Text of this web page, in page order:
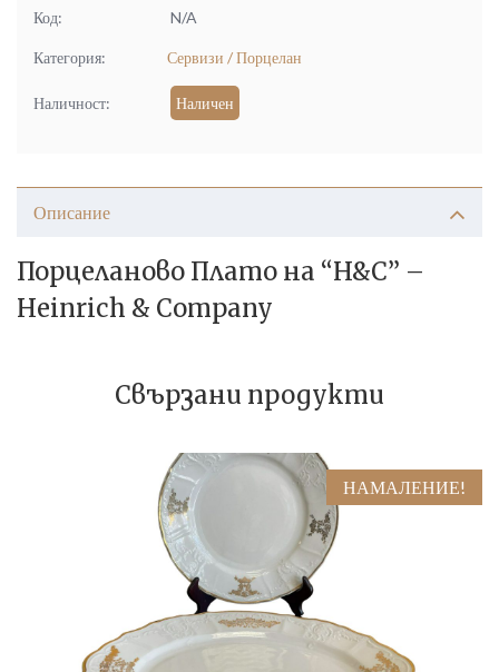
Код: N/A
Категория: Сервизи / Порцелан
Наличност: Наличен
Описание
Порцеланово Плато на “H&C” –
Heinrich & Company
Свързани продукти
НАМАЛЕНИЕ!